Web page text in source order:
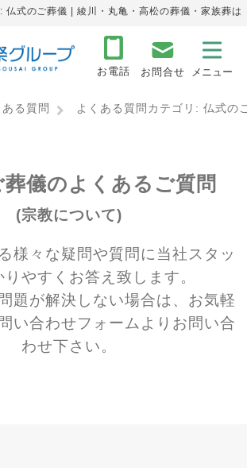
仏式のご葬儀 | 綾川・丸亀・高松の葬儀・家族葬は
お電話 お問合せ
ある質問 よくある質問カテゴリ: 仏式の
儀のよくあるご質問
(宗教について)
様々な疑問や質問に当社スタッ
りやすくお答え致します。
題が解決しない場合は、お気軽
い合わせフォームよりお問い合
わせ下さい。